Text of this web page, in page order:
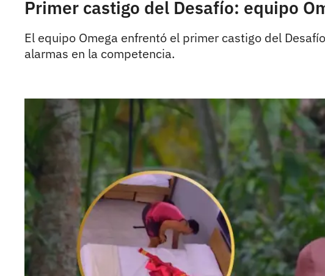
Primer castigo del Desafío: equipo
El equipo Omega enfrentó el primer castigo del
alarmas en la competencia.